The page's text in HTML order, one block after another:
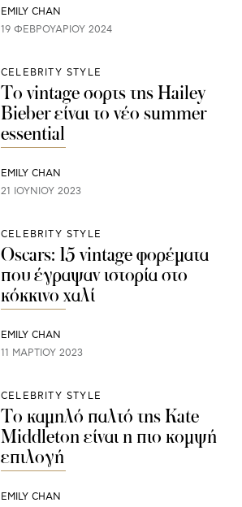
EMILY CHAN
19 ΦΕΒΡΟΥΑΡΊΟΥ 2024
CELEBRITY STYLE
Το vintage σορτς της Hailey
Bieber είναι το νέο summer
essential
EMILY CHAN
21 ΙΟΥΝΊΟΥ 2023
CELEBRITY STYLE
Oscars: 15 vintage φορέματα
που έγραψαν ιστορία στο
κόκκινο χαλί
EMILY CHAN
11 ΜΑΡΤΊΟΥ 2023
CELEBRITY STYLE
Το καμηλό παλτό της Kate
Middleton είναι η πιο κομψή
επιλογή
EMILY CHAN